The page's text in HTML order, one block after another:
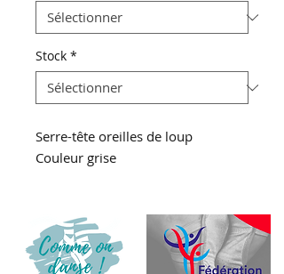
Stock *
Serre-tête oreilles de loup
Couleur grise